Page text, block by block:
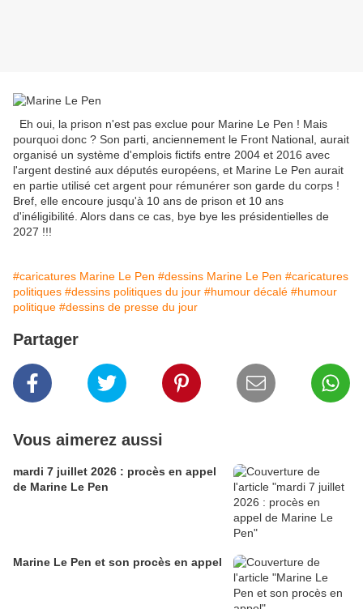
Eh oui, la prison n'est pas exclue pour Marine Le Pen ! Mais
pourquoi donc ? Son parti, anciennement le Front National, aurait
organisé un système d'emplois fictifs entre 2004 et 2016 avec
l'argent destiné aux députés européens, et Marine Le Pen aurait
en partie utilisé cet argent pour rémunérer son garde du corps !
Bref, elle encoure jusqu'à 10 ans de prison et 10 ans
d'inéligibilité. Alors dans ce cas, bye bye les présidentielles de
2027 !!!
#caricatures Marine Le Pen #dessins Marine Le Pen #caricatures
politiques #dessins politiques du jour #humour décalé #humour
politique #dessins de presse du jour
Partager
Vous aimerez aussi
mardi 7 juillet 2026 : procès en appel
de Marine Le Pen
Marine Le Pen et son procès en appel